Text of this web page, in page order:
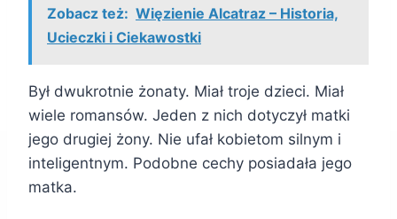
Zobacz też: Więzienie Alcatraz – Historia,
Ucieczki i Ciekawostki
Był dwukrotnie żonaty. Miał troje dzieci. Miał
wiele romansów. Jeden z nich dotyczył matki
jego drugiej żony. Nie ufał kobietom silnym i
inteligentnym. Podobne cechy posiadała jego
matka.